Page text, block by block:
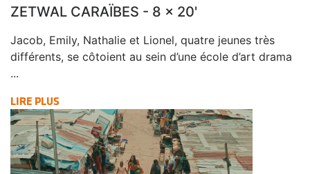
ZETWAL CARAÏBES - 8 x 20'
Jacob, Emily, Nathalie et Lionel, quatre jeunes très
différents, se côtoient au sein d’une école d’art drama
...
LIRE PLUS